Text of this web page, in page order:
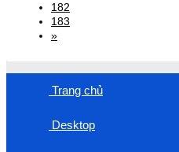
182
183
»
Trang chủ
Desktop